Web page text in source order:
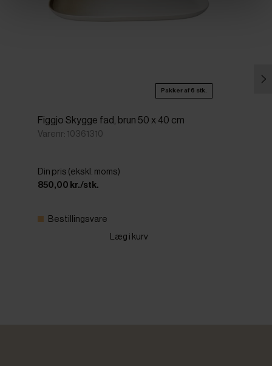
Pakker af 6 stk.
Figgjo Skygge fad, brun 50 x 40 cm
Varenr: 10361310
Din pris (ekskl. moms)
850,00 kr./stk.
Bestillingsvare
Læg i kurv